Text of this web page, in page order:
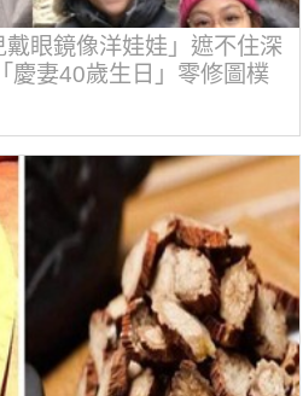
眼鏡像洋娃娃」遮不住深
慶妻40歲生日」零修圖樸